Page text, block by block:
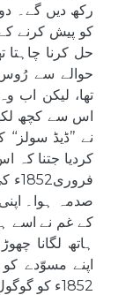
رکھ دیں گے۔
کو پیش کرنے
حل کرنا
حوالے سے رُوس
تھا، لیکن اب
نے ’’ڈیڈ
صدمہ ہوا۔
کے غم نے اسے
ہاتھ لگانا
1852ء کو گوگول چل بسا۔